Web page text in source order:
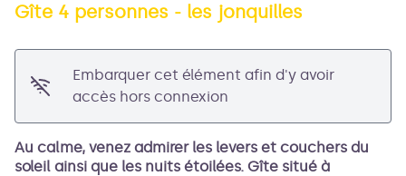
Voir l'image en plein écran
Gîte 4 personnes - les jonquilles
Embarquer cet élément afin d'y avoir
accès hors connexion
Au calme, venez admirer les levers et couchers du
soleil ainsi que les nuits étoilées. Gîte situé à